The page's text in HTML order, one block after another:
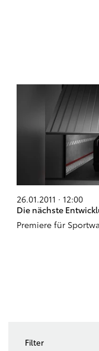
26.01.2011 · 12:00
Die nächste
Premiere für
Filter